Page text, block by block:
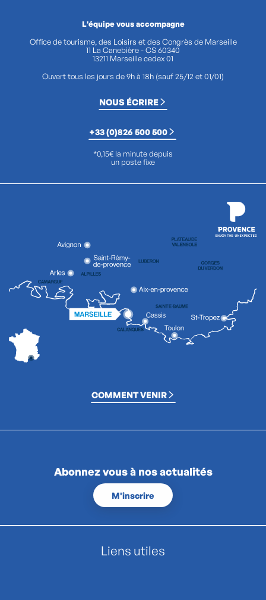
L'équipe vous accompagne
Office de tourisme, des Loisirs et des Congrès de Marseille
11 La Canebière - CS 60340
13211 Marseille cedex 01
Ouvert tous les jours de 9h à 18h (sauf 25/12 et 01/01)
NOUS ÉCRIRE
+33 (0)826 500 500
*0,15€ la minute depuis
un poste fixe
COMMENT VENIR
Abonnez vous à nos actualités
M'inscrire
Liens utiles